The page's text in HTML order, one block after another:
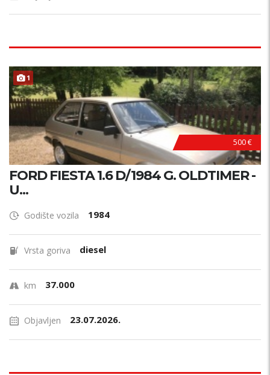
1
500 €
FORD FIESTA 1.6 D/1984 G. OLDTIMER -
U...
Godište vozila 1984
Vrsta goriva diesel
km 37.000
Objavljen 23.07.2026.